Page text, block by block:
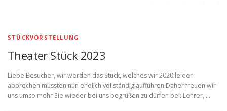
STÜCKVORSTELLUNG
Theater Stück 2023
Liebe Besucher, wir werden das Stück, welches wir 2020 leider
abbrechen mussten nun endlich vollständig aufführen.Daher freuen wir
uns umso mehr Sie wieder bei uns begrüßen zu dürfen bei: Lehrer, …